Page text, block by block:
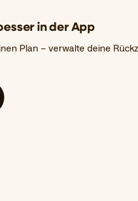
in der App
Plan – verwalte deine